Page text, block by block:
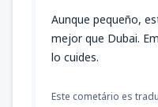
Aunque pequeño,
mejor que Dubai.
lo cuides.
Este cometário es